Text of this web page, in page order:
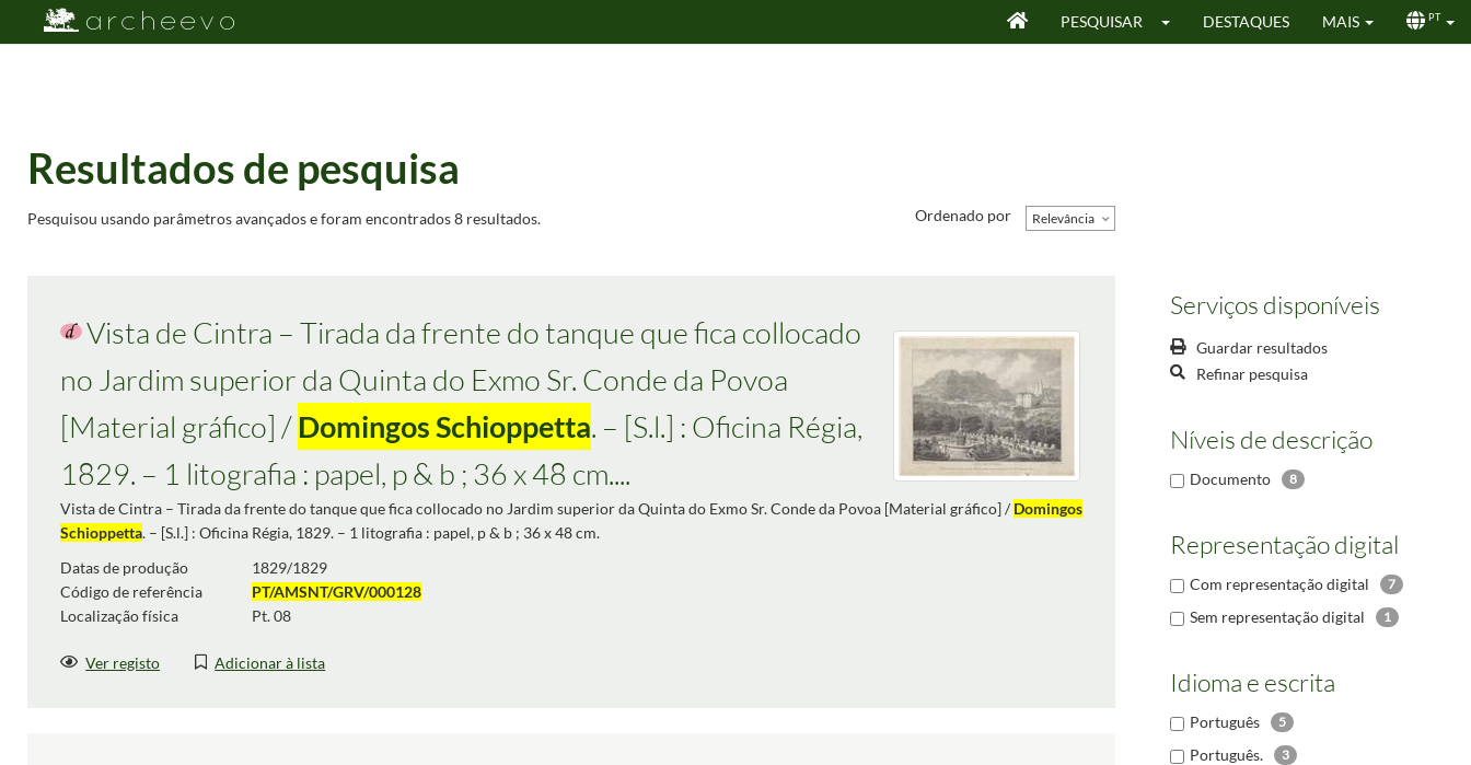
PESQUISAR DESTAQUES MAIS PT
Resultados de pesquisa
Serviços disponíveis
Guardar resultados
Refinar pesquisa
Níveis de descrição
Documento 8
Representação digital
Com representação digital 7
Sem representação digital 1
Idioma e escrita
Português 5
Português. 3
Pesquisou usando parâmetros avançados e foram encontrados 8 resultados. Ordenado por Relevância
Vista de Cintra – Tirada da frente do tanque que fica collocado
no Jardim superior da Quinta do Exmo Sr. Conde da Povoa
[Material gráfico] / Domingos Schioppetta. – [S.l.] : Oficina Régia,
1829. – 1 litografia : papel, p & b ; 36 x 48 cm....
Vista de Cintra – Tirada da frente do tanque que fica collocado no Jardim superior da Quinta do Exmo Sr. Conde da Povoa [Material gráfico] / Domingos
Schioppetta. – [S.l.] : Oficina Régia, 1829. – 1 litografia : papel, p & b ; 36 x 48 cm.
Datas de produção
1829/1829
Código de referência
PT/AMSNT/GRV/000128
Localização física
Pt. 08
Ver registo Adicionar à lista